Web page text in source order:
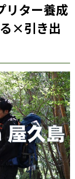
リター養成
×引き出